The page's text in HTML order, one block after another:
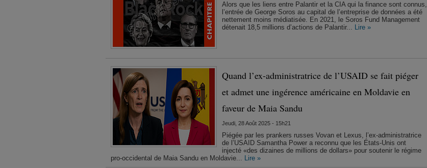
Alors que les liens entre Palantir et la CIA qui la finance sont connus,
l’entrée de George Soros au capital de l’entreprise de données a été
nettement moins médiatisée. En 2021, le Soros Fund Management
détenait 18,5 millions d’actions de Palantir... Lire »
Quand l’ex-administratrice de l’USAID se fait piéger
et admet une ingérence américaine en Moldavie en
faveur de Maia Sandu
Jeudi, 28 Août 2025 - 15h21
Piégée par les prankers russes Vovan et Lexus, l’ex-administratrice
de l’USAID Samantha Power a reconnu que les États-Unis ont
injecté «des dizaines de millions de dollars» pour soutenir le régime
pro-occidental de Maia Sandu en Moldavie... Lire »